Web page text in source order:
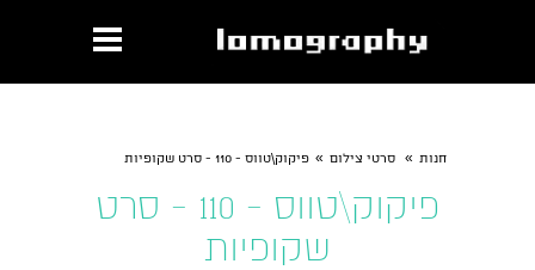
חנות » סרטי צילום » פיקוק\טווס - 110 - סרט שקופיות
פיקוק\טווס - 110 - סרט
שקופיות